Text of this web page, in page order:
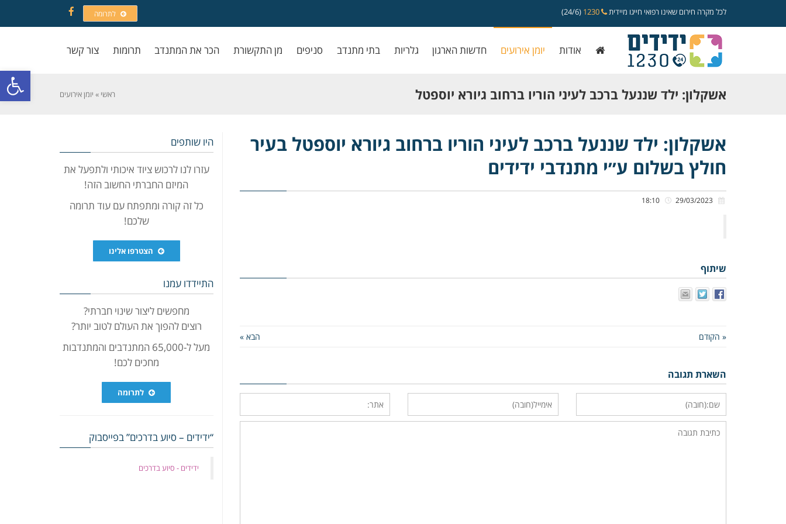
פתח
לכל מקרה חירום שאינו רפואי חייגו מיידית (24/6) לתרומה
Facebook
אודות יומן אירועים חדשות הארגון גלריות בתי מתנדב סניפים מן התקשורת הכר את המתנדב תרומות צור קשר
אשקלון: ילד שננעל ברכב לעיני הוריו ברחוב גיורא יוספטל
בעיר חולץ בשלום ע״י מתנדבי ידידים
ראשי » יומן אירועים
אשקלון: ילד שננעל ברכב לעיני הוריו ברחוב גיורא יוספטל בעיר
חולץ בשלום ע״י מתנדבי ידידים
שיתוף
« הקודם הבא »
השארת תגובה
היו שותפים
עזרו לנו לרכוש ציוד איכותי ולתפעל את
המיזם החברתי החשוב הזה!
כל זה קורה ומתפתח עם עוד תרומה
שלכם!
הצטרפו אלינו
התיידדו עמנו
מחפשים ליצור שינוי חברתי?
רוצים להפוך את העולם לטוב יותר?
מעל ל-65,000 המתנדבים והמתנדבות
מחכים לכם!
לתרומה
“ידידים – סיוע בדרכים” בפייסבוק
‏ידידים - סיוע בדרכים